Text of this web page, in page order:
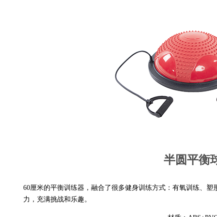
半圆平衡
60厘米的平衡训练器，融合了很多健身训练方式：有氧训练、
力，充满挑战和乐趣。